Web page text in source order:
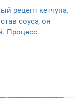
рецепт кетчупа.
соуса, он
Процесс